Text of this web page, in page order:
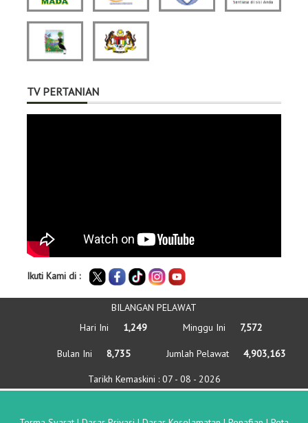
TV PERTANIAN
Ikuti Kami di :
BILANGAN PELAWAT
Hari Ini
1,249 Minggu Ini 7,572
Bulan Ini 8,735 Jumlah Pelawat 4,903,163
Tarikh Kemaskini : 07 - 08 - 2026